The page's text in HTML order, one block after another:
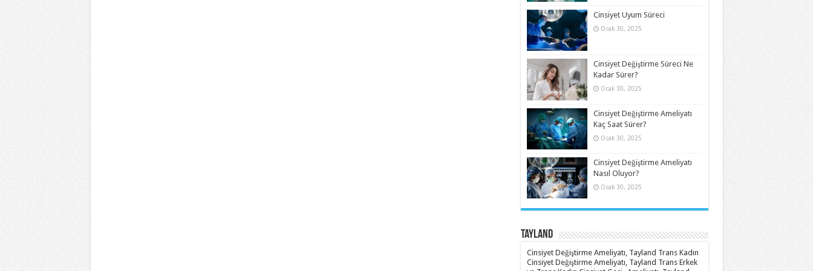
Cinsiyet Uyum Süreci
Ocak 30, 2025
Cinsiyet Değiştirme Süreci Ne
Kadar Sürer?
Ocak 30, 2025
Cinsiyet Değiştirme Ameliyatı
Kaç Saat Sürer?
Ocak 30, 2025
Cinsiyet Değiştirme Ameliyatı
Nasıl Oluyor?
Ocak 30, 2025
Tayland
Cinsiyet Değiştirme Ameliyatı, Tayland Trans Kadın
Cinsiyet Değiştirme Ameliyatı, Tayland Trans Erkek